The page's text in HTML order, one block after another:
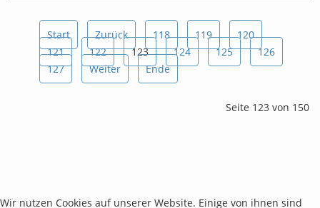
Start Zurück 118 119
120
121
122 123 124 125
126
127
Weiter Ende
Seite 123 von 150
Wir nutzen Cookies auf unserer Website. Einige von ihnen sind